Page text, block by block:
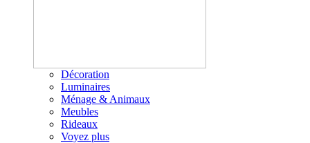
Décoration
Luminaires
Ménage & Animaux
Meubles
Rideaux
Voyez plus